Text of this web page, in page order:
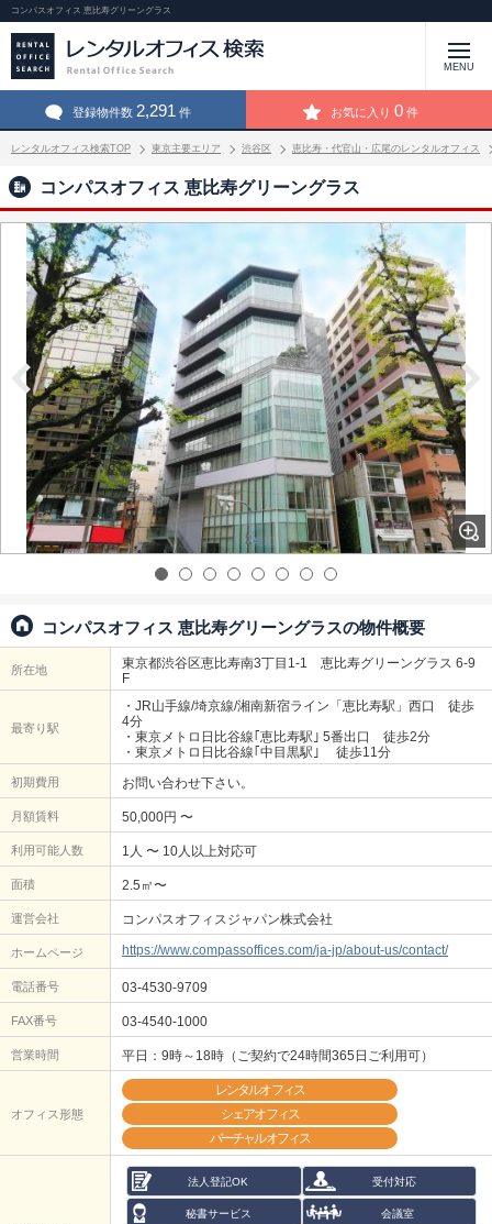
コンパスオフィス 恵比寿グリーングラス
MENU
登録物件数 2,291 件 お気に入り 0 件
レンタルオフィス検索TOP 東京主要エリア 渋谷区 恵比寿・代官山・広尾のレンタルオフィス
コンパスオフィス 恵比寿グリーングラス
コンパスオフィス 恵比寿グリーングラスの物件概要
所在地
東京都渋谷区恵比寿南3丁目1-1 恵比寿グリーングラス 6-9
F
最寄り駅
・JR山手線/埼京線/湘南新宿ライン「恵比寿駅」西口 徒歩
4分
・東京メトロ日比谷線｢恵比寿駅｣ 5番出口 徒歩2分
・東京メトロ日比谷線｢中目黒駅｣ 徒歩11分
初期費用 お問い合わせ下さい。
月額賃料 50,000円 〜
利用可能人数 1人 〜 10人以上対応可
面積 2.5㎡〜
運営会社 コンパスオフィスジャパン株式会社
ホームページ https://www.compassoffices.com/ja-jp/about-us/contact/
電話番号 03-4530-9709
FAX番号 03-4540-1000
営業時間 平日：9時～18時（ご契約で24時間365日ご利用可）
オフィス形態
レンタルオフィス
シェアオフィス
バーチャルオフィス
法人登記OK 受付対応
秘書サービス 会議室